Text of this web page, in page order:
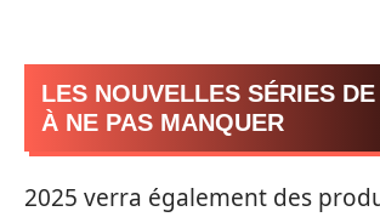
LES NOUVELLES SÉRIES
À NE PAS MANQUER
2025 verra également des